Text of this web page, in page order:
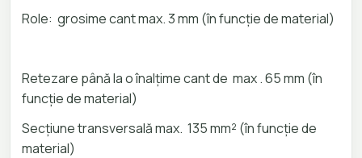
Role: grosime cant max. 3 mm (în funcție de material)
Retezare până la o înalțime cant de max . 65 mm (în
funcție de material)
Secțiune transversală max. 135 mm² (în funcție de
material)